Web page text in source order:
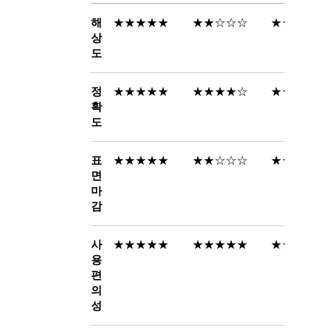
해
상
도
★★★★★ ★★☆☆☆
정
확
도
★★★★★ ★★★★☆
표
면
마
감
★★★★★ ★★☆☆☆
사
용
편
의
성
★★★★★ ★★★★★